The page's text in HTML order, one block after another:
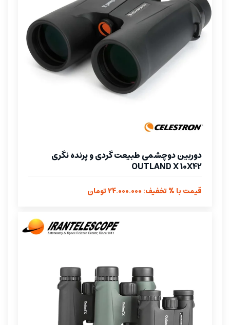
دوربین دوچشمی طبیعت گردی و پرنده نگری
OUTLAND X 10X42
قیمت با % تخفیف: 24.000.000 تومان